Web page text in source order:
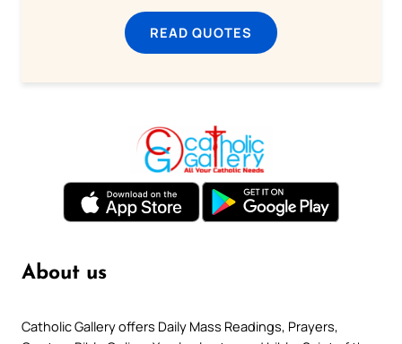
READ QUOTES
About us
Catholic Gallery offers Daily Mass Readings, Prayers,